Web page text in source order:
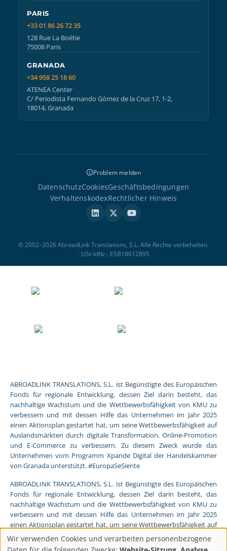
PARIS
+33 01 86 26 72 35
128 Rue La Boétie
75008 Paris
GRANADA
+34 958 25 18 60
ATENEA Center
C/ Periodista Fernando Gómez de la Cruz 17, 1-2,
18014, Granada
Problem melden
DatenschutzCookiesGeschäftsbedingungen
VerhaltenskodexRechtlicher Hinweis
© 2002–2026 AbroadLink Translations, S.L. Alle Rechte vorbehalten.
· USt-IdNr.: ESB18612895
ABROADLINK TRANSLATIONS, S.L. ist Begünstigte des Europäischen
Fonds für regionale Entwicklung, dessen Ziel darin besteht, das
nachhaltige Wachstum und die Wettbewerbsfähigkeit von KMU zu
verbessern und mit dessen Hilfe das Unternehmen im Jahr 2025
einen Aktionsplan gestartet hat, um seine Wettbewerbsfähigkeit auf
Auslandsmärkten durch digitale Transformation, Online-Promotion
und E-Commerce zu verbessern. Zu diesem Zweck wurde das
Unternehmen vom Programm Xpande Digital der Handelskammer
von Granada unterstützt. #EuropaSeSiente
ABROADLINK TRANSLATIONS, S.L. ist Begünstigte des Europäischen
Fonds für regionale Entwicklung, dessen Ziel darin besteht, das
nachhaltige Wachstum und die Wettbewerbsfähigkeit von KMU zu
verbessern und mit dessen Hilfe das Unternehmen im Jahr 2025
einen Aktionsplan gestartet hat, um seine Wettbewerbsfähigkeit auf
Auslandsmärkten durch digitale Transformation, Online-Promotion
und E-Commerce zu verbessern. Zu diesem Zweck wurde das
Wir verwenden Cookies und verarbeiten personenbezogene